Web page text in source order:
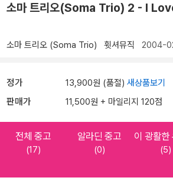
소마 트리오(Soma Trio) 2 - I
소마 트리오 (Soma Trio) 휫셔뮤직 2004-
정가 13,900원 (품절) 새상품보기
판매가 11,500원 + 마일리지 120점
전체 중고
(17)
알라딘 중고
(0)
이 광활한
(5)